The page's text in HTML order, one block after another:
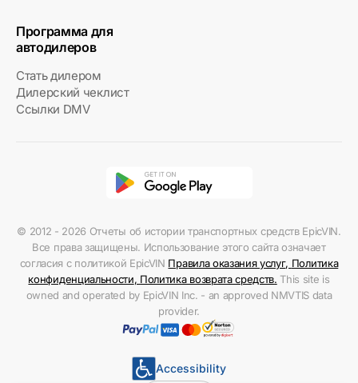
Программа для
автодилеров
Стать дилером
Дилерский чеклист
Ссылки DMV
© 2012 - 2026 Отчеты об истории транспортных средств EpicVIN.
Все права защищены. Использование этого сайта означает
согласия с политикой EpicVIN Правила оказания услуг, Политика
конфиденциальности, Политика возврата средств. This site is
owned and operated by EpicVIN Inc. - an approved NMVTIS data
provider.
Accessibility